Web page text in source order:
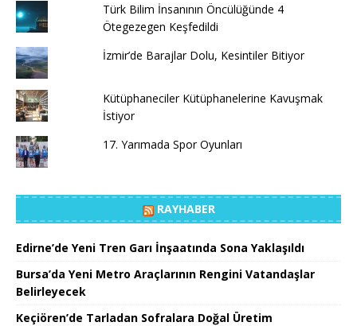
Türk Bilim İnsanının Öncülüğünde 4
Ötegezegen Keşfedildi
İzmir’de Barajlar Dolu, Kesintiler Bitiyor
Kütüphaneciler Kütüphanelerine Kavuşmak
İstiyor
17. Yarımada Spor Oyunları
RAYHABER
Edirne’de Yeni Tren Garı İnşaatında Sona Yaklaşıldı
Bursa’da Yeni Metro Araçlarının Rengini Vatandaşlar
Belirleyecek
Keçiören’de Tarladan Sofralara Doğal Üretim